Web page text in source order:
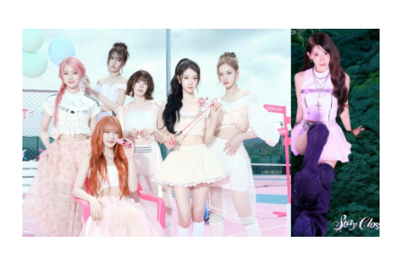
(STAYC)
participa
de
fansign
motivos
de
saúde